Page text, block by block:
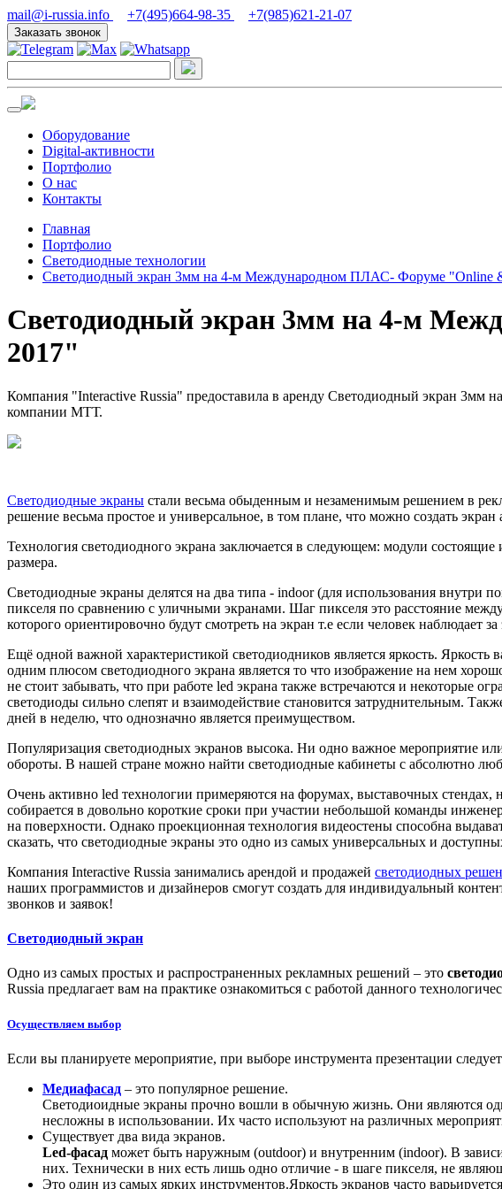
mail@i-russia.info +7(495)664-98-35 +7(985)621-21-07
Заказать звонок
Оборудование
Digital-активности
Портфолио
О нас
Контакты
Главная
Портфолио
Светодиодные технологии
Светодиодный экран 3мм на 4-м Международном ПЛАС- Форуме "Online
Светодиодный экран 3мм на 4-м
2017"
Компания "Interactive Russia" предоставила в аренду Светодиодный экран
компании МТТ.
Светодиодные экраны стали весьма обыденным и незаменимым решением в
решение весьма простое и универсальное, в том плане, что можно создать
Технология светодиодного экрана заключается в следующем: модули
размера.
Светодиодные экраны делятся на два типа - indoor (для использования внутри
пикселя по сравнению с уличными экранами. Шаг пикселя это расстояние
которого ориентировочно будут смотреть на экран т.е если человек наблюдает
Ещё одной важной характеристикой светодиодников является яркость.
одним плюсом светодиодного экрана является то что изображение на нем
не стоит забывать, что при работе led экрана также встречаются и некоторые
светодиоды сильно слепят и взаимодействие становится затруднительным.
дней в неделю, что однозначно является преимуществом.
Популяризация светодиодных экранов высока. Ни одно важное мероприятие
обороты. В нашей стране можно найти светодиодные кабинеты с абсолютно
Очень активно led технологии примеряются на форумах, выставочных стендах,
собирается в довольно короткие сроки при участии небольшой команды
на поверхности. Однако проекционная технология видеостены способна
сказать, что светодиодные экраны это одно из самых универсальных и
Компания Interactive Russia занимались арендой и продажей светодиодных
наших программистов и дизайнеров смогут создать для индивидуальный
звонков и заявок!
Светодиодный экран
Одно из самых простых и распространенных рекламных решений – это
Russia предлагает вам на практике ознакомиться с работой данного
Осуществляем выбор
Если вы планируете мероприятие, при выборе инструмента презентации
Медиафасад – это популярное решение.
Светодиоидные экраны прочно вошли в обычную жизнь. Они являются
несложны в использовании. Их часто используют на различных
Существует два вида экранов.
Led-фасад может быть наружным (outdoor) и внутренним (indoor). В
них. Технически в них есть лишь одно отличие - в шаге пикселя, не
Это один из самых ярких инструментов.Яркость экранов часто